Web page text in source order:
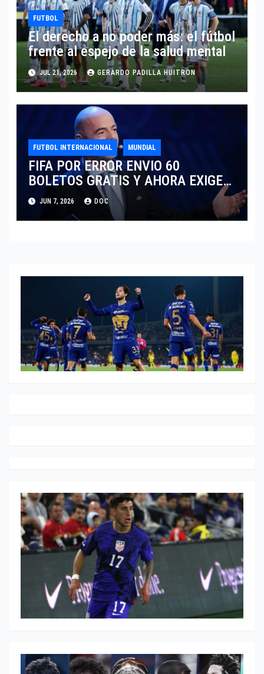
FUTBOL
El derecho a no poder más: el fútbol
frente al espejo de la salud mental
JUL 21, 2026 GERARDO PADILLA HUITRON
FUTBOL INTERNACIONAL MUNDIAL
FIFA POR ERROR ENVIO 60
BOLETOS GRATIS Y AHORA EXIGE
COBRO.
JUN 7, 2026 DOC